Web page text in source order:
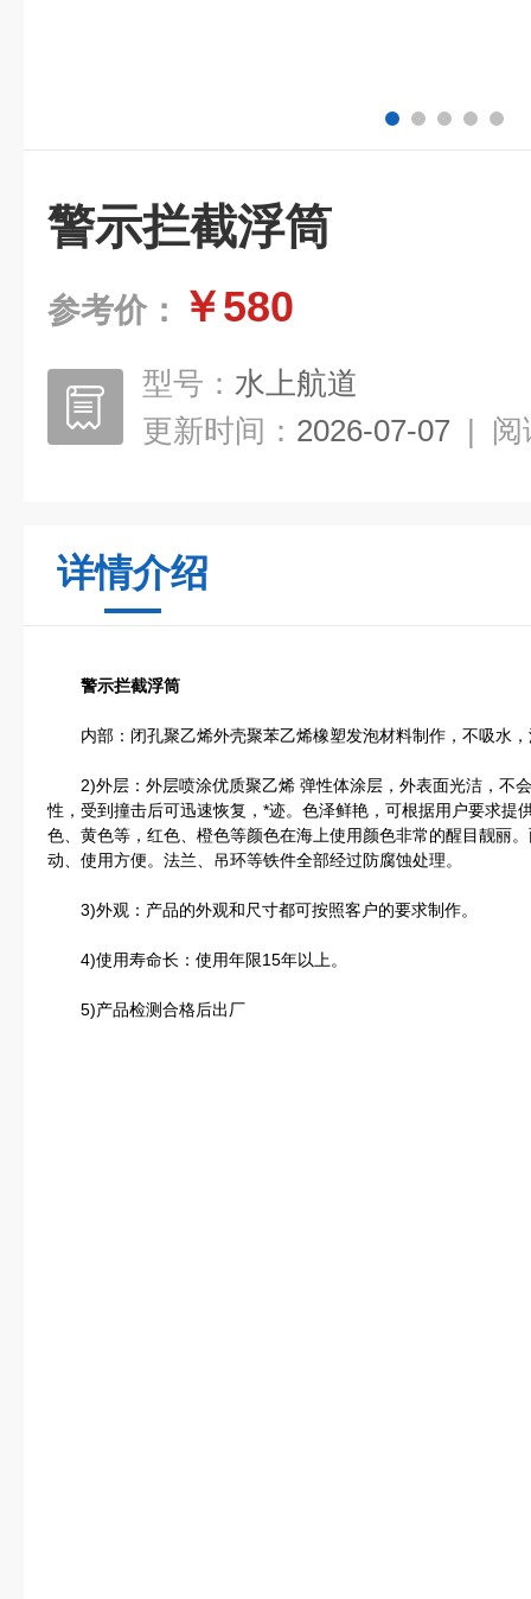
警示拦截浮筒
参考价： ￥580
型号： 水上航道
更新时间： 2026-07-07 | 阅
详情介绍
警示拦截浮筒
内部：闭孔聚乙烯外壳聚苯乙烯橡塑发泡材料制作，不吸水，
2)外层：外层喷涂优质聚乙烯 弹性体涂层，外表面光洁，不
性，受到撞击后可迅速恢复，*迹。色泽鲜艳，可根据用户要求提
色、黄色等，红色、橙色等颜色在海上使用颜色非常的醒目靓丽
动、使用方便。法兰、吊环等铁件全部经过防腐蚀处理。
3)外观：产品的外观和尺寸都可按照客户的要求制作。
4)使用寿命长：使用年限15年以上。
5)产品检测合格后出厂